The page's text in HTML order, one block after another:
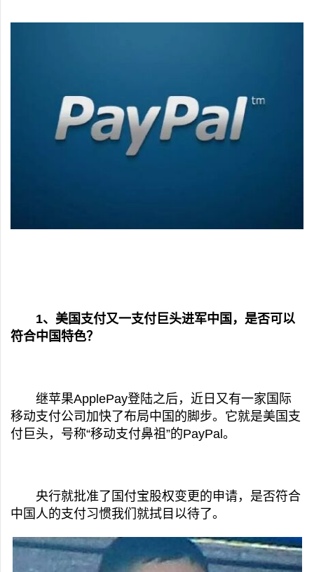
1、美国支付又一支付巨头进军中国，是否可以
符合中国特色？
继苹果ApplePay登陆之后，近日又有一家国际
移动支付公司加快了布局中国的脚步。它就是美国支
付巨头，号称“移动支付鼻祖”的PayPal。
央行就批准了国付宝股权变更的申请，是否符合
中国人的支付习惯我们就拭目以待了。